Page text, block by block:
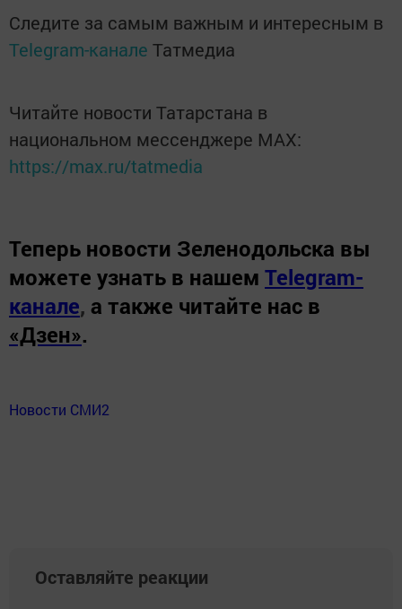
Следите за самым важным и интересным в
Telegram-канале Татмедиа
Читайте новости Татарстана в
национальном мессенджере MАХ:
https://max.ru/tatmedia
Теперь новости Зеленодольска вы
можете узнать в нашем Telegram-
канале, а также читайте нас в
«Дзен».
Новости СМИ2
Оставляйте реакции